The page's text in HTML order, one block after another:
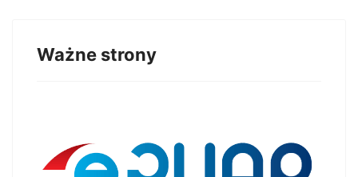
Ważne strony